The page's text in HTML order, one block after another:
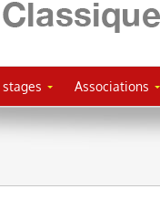
stages Associations